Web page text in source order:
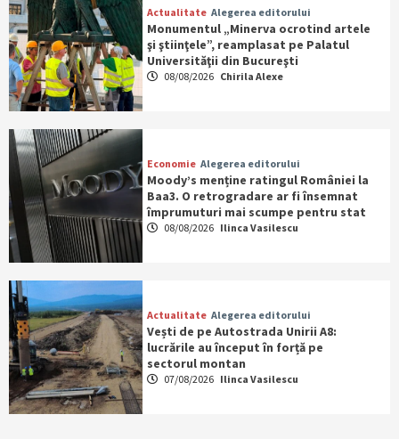
Actualitate Alegerea editorului
Monumentul „Minerva ocrotind artele
şi ştiinţele”, reamplasat pe Palatul
Universităţii din Bucureşti
08/08/2026 Chirila Alexe
Economie Alegerea editorului
Moody’s menține ratingul României la
Baa3. O retrogradare ar fi însemnat
împrumuturi mai scumpe pentru stat
08/08/2026 Ilinca Vasilescu
Actualitate Alegerea editorului
Vești de pe Autostrada Unirii A8:
lucrările au început în forță pe
sectorul montan
07/08/2026 Ilinca Vasilescu